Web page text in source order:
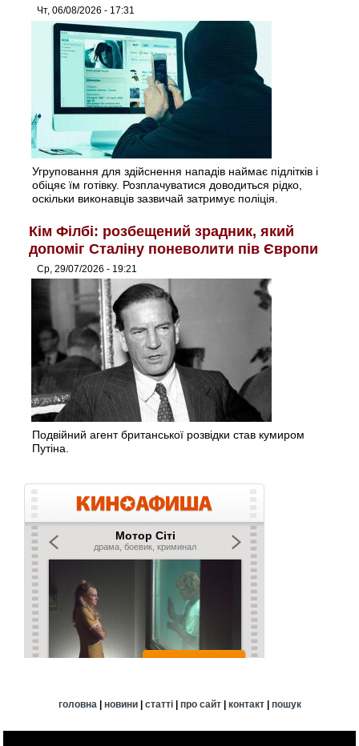
Чт, 06/08/2026 - 17:31
Угруповання для здійснення нападів наймає підлітків і
обіцяє їм готівку. Розплачуватися доводиться рідко,
оскільки виконавців зазвичай затримує поліція.
Кім Філбі: розбещений зрадник, який
допоміг Сталіну поневолити пів Європи
Ср, 29/07/2026 - 19:21
Подвійний агент британської розвідки став кумиром
Путіна.
головна | новини| статті| про сайт| контакт| пошук